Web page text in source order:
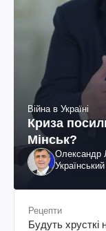
Війна в Україні
Криза
Мінськ?
Олександр
Рецепти
Будуть хрусткі